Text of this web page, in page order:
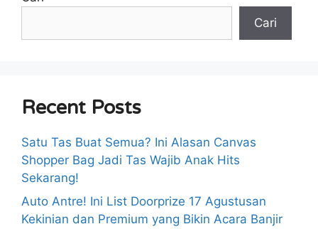
Cari
Recent Posts
Satu Tas Buat Semua? Ini Alasan Canvas
Shopper Bag Jadi Tas Wajib Anak Hits
Sekarang!
Auto Antre! Ini List Doorprize 17 Agustusan
Kekinian dan Premium yang Bikin Acara Banjir